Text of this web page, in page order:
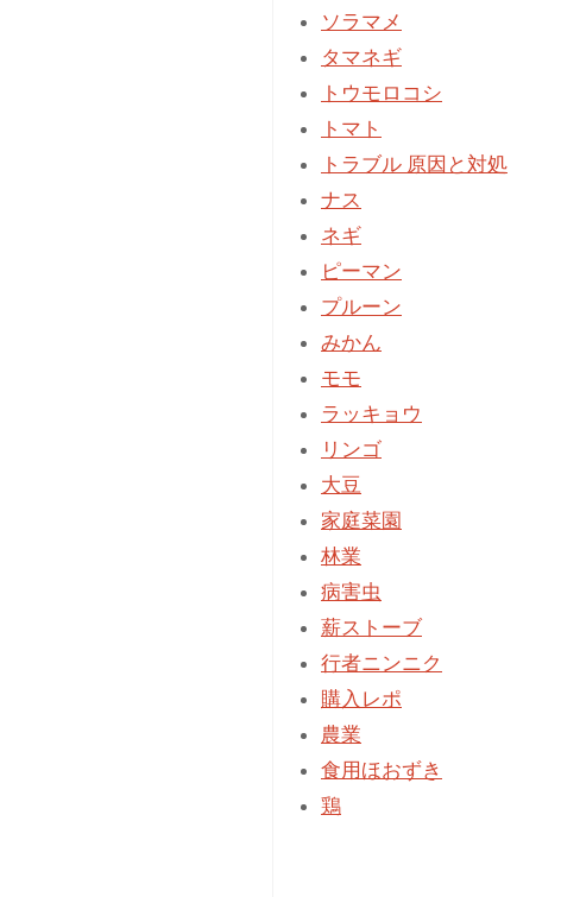
ソラマメ
タマネギ
トウモロコシ
トマト
トラブル 原因と対処
ナス
ネギ
ピーマン
プルーン
みかん
モモ
ラッキョウ
リンゴ
大豆
家庭菜園
林業
病害虫
薪ストーブ
行者ニンニク
購入レポ
農業
食用ほおずき
鶏